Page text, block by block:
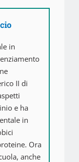
in
II di
e ha
in
Ora
anche